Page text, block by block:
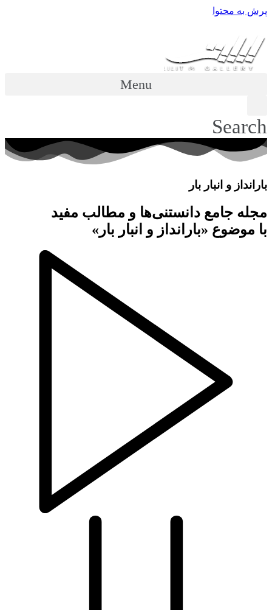
پرش به محتوا
Menu
Search
بارانداز و انبار بار
مجله جامع دانستنی‌ها و مطالب مفید
با موضوع «بارانداز و انبار بار»